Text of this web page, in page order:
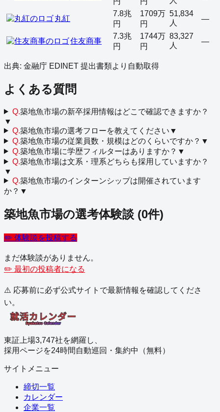
丸紅
7.8兆
円
1709万
円
51,834
人
—
住友商事
7.3兆
円
1744万
円
83,327
人
—
出典: 金融庁 EDINET 提出書類より自動取得
よくある質問
Q.築地魚市場の新卒採用情報はどこで確認できますか？
▼
Q.築地魚市場の選考フローを教えてください ▼
Q.築地魚市場の従業員数・規模はどのくらいですか？ ▼
Q.築地魚市場に学歴フィルターはありますか？ ▼
Q.築地魚市場は文系・理系どちらも採用していますか？
▼
Q.築地魚市場のインターンシップは開催されています
か？ ▼
築地魚市場の選考体験談 (0件)
✏️ 体験談を投稿する
まだ体験談がありません。
✏️ 最初の投稿者になる
⚠️ 応募前に必ず公式サイトで最新情報を確認してくださ
い。
東証上場3,747社を網羅し、
採用ページを24時間自動巡回・集約中（無料）
サイトメニュー
締切一覧
カレンダー
企業一覧